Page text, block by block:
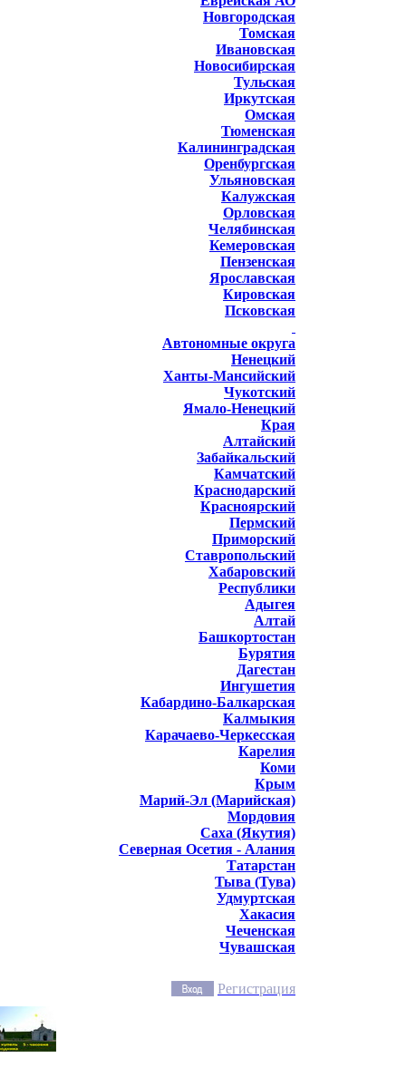
Новгородская
Томская
Ивановская
Новосибирская
Тульская
Иркутская
Омская
Тюменская
Калининградская
Оренбургская
Ульяновская
Калужская
Орловская
Челябинская
Кемеровская
Пензенская
Ярославская
Кировская
Псковская
Автономные округа
Ненецкий
Ханты-Мансийский
Чукотский
Ямало-Ненецкий
Края
Алтайский
Забайкальский
Камчатский
Краснодарский
Красноярский
Пермский
Приморский
Ставропольский
Хабаровский
Республики
Адыгея
Алтай
Башкортостан
Бурятия
Дагестан
Ингушетия
Кабардино-Балкарская
Калмыкия
Карачаево-Черкесская
Карелия
Коми
Крым
Марий-Эл (Марийская)
Мордовия
Саха (Якутия)
Северная Осетия - Алания
Татарстан
Тыва (Тува)
Удмуртская
Хакасия
Чеченская
Чувашская
Регистрация